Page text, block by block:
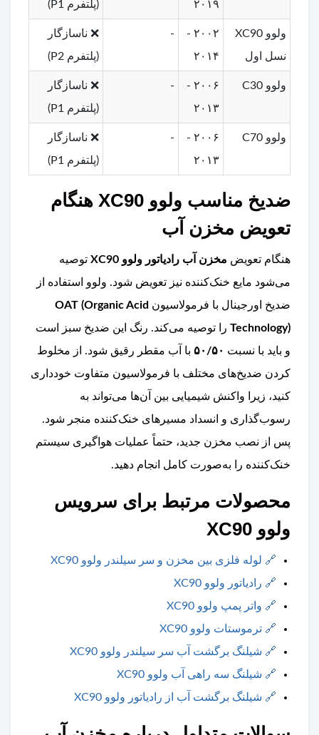
۲۰۱۹
(پلتفرم P1)
ولوو XC90
نسل اول
۲۰۰۲ -
۲۰۱۴
-
❌ ناسازگار
(پلتفرم P2)
ولوو C30
۲۰۰۶ -
۲۰۱۳
-
❌ ناسازگار
(پلتفرم P1)
ولوو C70
۲۰۰۶ -
۲۰۱۳
-
❌ ناسازگار
(پلتفرم P1)
ضدیخ مناسب ولوو XC90 هنگام
تعویض مخزن آب
هنگام تعویض مخزن آب رادیاتور ولوو XC90
توصیه
می‌شود مایع خنک‌کننده نیز تعویض شود. ولوو استفاده از
ضدیخ اورجینال با فرمولاسیون OAT (Organic Acid
Technology) را توصیه می‌کند. رنگ این ضدیخ سبز است
و باید با نسبت ۵۰/۵۰ با آب مقطر رقیق شود. از مخلوط
کردن ضدیخ‌های مختلف با فرمولاسیون متفاوت خودداری
کنید، زیرا واکنش شیمیایی بین آن‌ها می‌تواند به
رسوب‌گذاری و انسداد مسیرهای خنک‌کننده منجر شود.
پس از نصب مخزن جدید، حتماً عملیات هواگیری سیستم
خنک‌کننده را به‌صورت کامل انجام دهید.
محصولات مرتبط برای سرویس
ولوو XC90
🔗 لوله فلزی بین مخزن و سر سیلندر ولوو XC90
🔗 رادیاتور ولوو XC90
🔗 واتر پمپ ولوو XC90
🔗 ترموستات ولوو XC90
🔗 شیلنگ برگشت آب سر سیلندر ولوو XC90
🔗 شیلنگ سه راهی آب ولوو XC90
🔗 شیلنگ برگشت آب از رادیاتور ولوو XC90